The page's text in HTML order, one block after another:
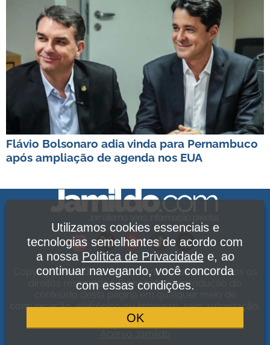
Flávio Bolsonaro adia vinda para Pernambuco
após ampliação de agenda nos EUA
Copyright Jamildo Melo Comunicações Ltda. Todos os
direitos reservados. É proibida a reprodução do
conteúdo desta página em qualquer meio de
comunicação, eletrônico ou impresso, sem autorização.
Política de Privacidade
Utilizamos cookies essenciais e
tecnologias semelhantes de acordo com
a nossa Política de Privacidadee, ao
continuar navegando, você concorda
com essas condições.
OK